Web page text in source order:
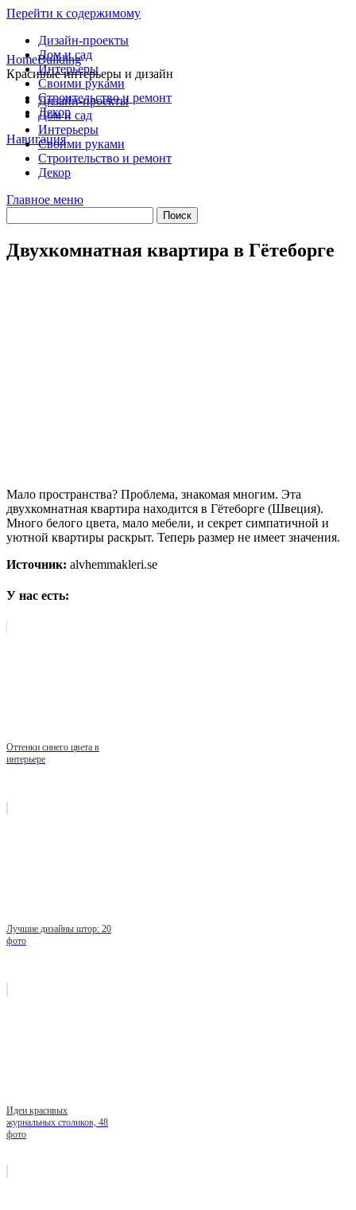
Перейти к содержимому
Дизайн-проекты
Дом и сад
Интерьеры
Своими руками
Строительство и ремонт
Декор
Навигация
HomeBuilding
Красивые интерьеры и дизайн
Дизайн-проекты
Дом и сад
Интерьеры
Своими руками
Строительство и ремонт
Декор
Главное меню
Двухкомнатная квартира в Гётеборге
Мало пространства? Проблема, знакомая многим. Эта
двухкомнатная квартира находится в Гётеборге (Швеция).
Много белого цвета, мало мебели, и секрет симпатичной и
уютной квартиры раскрыт. Теперь размер не имеет значения.
Источник: alvhemmakleri.se
У нас есть:
Оттенки синего цвета в
интерьере
Лучшие дизайны штор: 20
фото
Идеи красивых
журнальных столиков, 48
фото